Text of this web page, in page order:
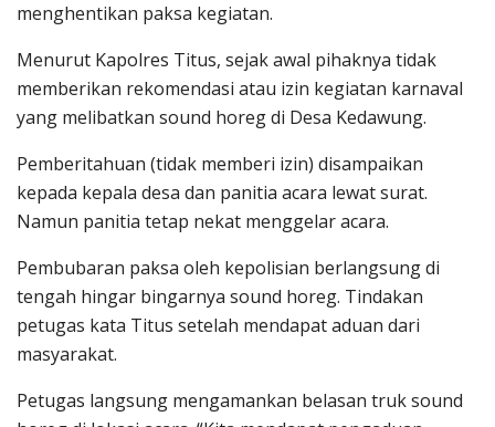
menghentikan paksa kegiatan.
Menurut Kapolres Titus, sejak awal pihaknya tidak
memberikan rekomendasi atau izin kegiatan karnaval
yang melibatkan sound horeg di Desa Kedawung.
Pemberitahuan (tidak memberi izin) disampaikan
kepada kepala desa dan panitia acara lewat surat.
Namun panitia tetap nekat menggelar acara.
Pembubaran paksa oleh kepolisian berlangsung di
tengah hingar bingarnya sound horeg. Tindakan
petugas kata Titus setelah mendapat aduan dari
masyarakat.
Petugas langsung mengamankan belasan truk sound